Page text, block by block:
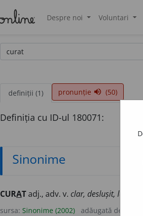
Despre noi Voluntari
definiții (1) pronunție volume_up (50)
Definiția cu ID-ul 180071:
Sinonime
CURATadj., adv. v. clar, deslușit, lămurit,
sursa: Sinonime (2002) adăugată de